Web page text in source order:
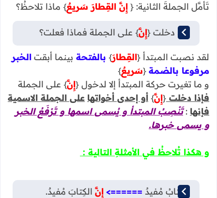
تَأمَّل الجملةَ الثانية: { إِنَّ القِطارَ سَريعٌ} ماذا تلاحظُ؟
لقد دخلت {إِنَّ} على الجملة فماذا فعلت؟
لقد نصبت المبتدأ {القِطارَ} بالفتحة بينما أبقت الخبر
مرفوعا بالضمة {سَريعٌ}
و ما تغيرت حركة المبتدأ إلا لدخول {إِنَّ} على الجملة
فإذا دخلت {إِنَّ} أو إحدى أخواتها على الجملة الاسمية
فإنها :تَنْصِبُ المبتدأ و يُسمى اسمها و تَرْفَعُ الخبر
و يسمى خبرها.
و هكذا تُلاحظُ في الأمثلةِ التالية :
الكِتابُ مُفيدٌ ======> إِنَّ الكِتابَ مُفيدٌ.